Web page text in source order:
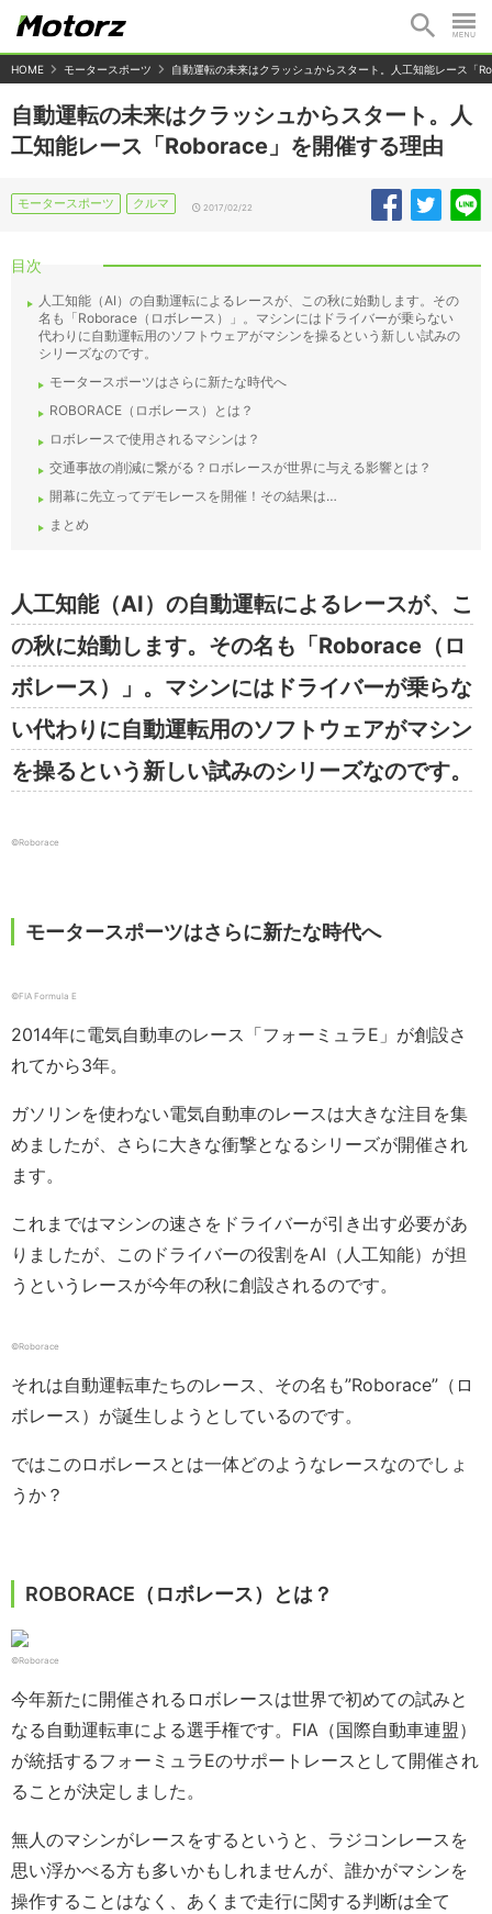
HOME モータースポーツ 自動運転の未来はクラッシュからスタート。人工知能レース「
自動運転の未来はクラッシュからスタート。人
工知能レース「Roborace」を開催する理由
モータースポーツ クルマ 2017/02/22
目次
人工知能（AI）の自動運転によるレースが、この秋に始動します。その
名も「Roborace（ロボレース）」。マシンにはドライバーが乗らない
代わりに自動運転用のソフトウェアがマシンを操るという新しい試みの
シリーズなのです。
モータースポーツはさらに新たな時代へ
ROBORACE（ロボレース）とは？
ロボレースで使用されるマシンは？
交通事故の削減に繋がる？ロボレースが世界に与える影響とは？
開幕に先立ってデモレースを開催！その結果は…
まとめ
人工知能（AI）の自動運転によるレースが、こ
の秋に始動します。その名も「Roborace（ロ
ボレース）」。マシンにはドライバーが乗らな
い代わりに自動運転用のソフトウェアがマシン
を操るという新しい試みのシリーズなのです。
©︎Roborace
モータースポーツはさらに新たな時代へ
©︎FIA Formula E
2014年に電気自動車のレース「フォーミュラE」が創設さ
れてから3年。
ガソリンを使わない電気自動車のレースは大きな注目を集
めましたが、さらに大きな衝撃となるシリーズが開催され
ます。
これまではマシンの速さをドライバーが引き出す必要があ
りましたが、このドライバーの役割をAI（人工知能）が担
うというレースが今年の秋に創設されるのです。
©Roborace
それは自動運転車たちのレース、その名も”Roborace”（ロ
ボレース）が誕生しようとしているのです。
ではこのロボレースとは一体どのようなレースなのでしょ
うか？
ROBORACE（ロボレース）とは？
©Roborace
今年新たに開催されるロボレースは世界で初めての試みと
なる自動運転車による選手権です。FIA（国際自動車連盟）
が統括するフォーミュラEのサポートレースとして開催され
ることが決定しました。
無人のマシンがレースをするというと、ラジコンレースを
思い浮かべる方も多いかもしれませんが、誰かがマシンを
操作することはなく、あくまで走行に関する判断は全て